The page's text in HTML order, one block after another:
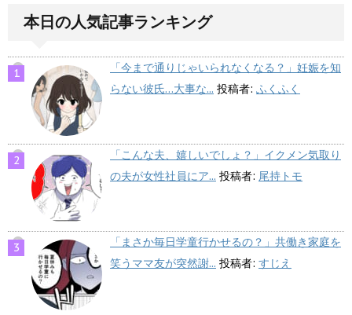
本日の人気記事ランキング
「今まで通りじゃいられなくなる？」妊娠を知
らない彼氏…大事な... 投稿者: ふくふく
「こんな夫、嬉しいでしょ？」イクメン気取り
の夫が女性社員にア... 投稿者: 尾持トモ
「まさか毎日学童行かせるの？」共働き家庭を
笑うママ友が突然謝... 投稿者: すじえ